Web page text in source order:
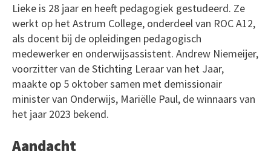
Lieke is 28 jaar en heeft pedagogiek gestudeerd. Ze
werkt op het Astrum College, onderdeel van ROC A12,
als docent bij de opleidingen pedagogisch
medewerker en onderwijsassistent. Andrew Niemeijer,
voorzitter van de Stichting Leraar van het Jaar,
maakte op 5 oktober samen met demissionair
minister van Onderwijs, Mariëlle Paul, de winnaars van
het jaar 2023 bekend.
Aandacht